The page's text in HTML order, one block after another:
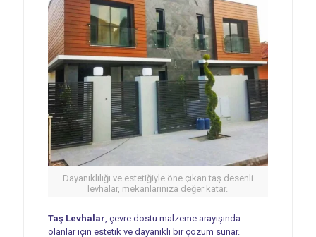
Dayanıklılığı ve estetiğiyle öne çıkan taş desenli
levhalar, mekanlarınıza değer katar.
Taş Levhalar, çevre dostu malzeme arayışında
olanlar için estetik ve dayanıklı bir çözüm sunar.